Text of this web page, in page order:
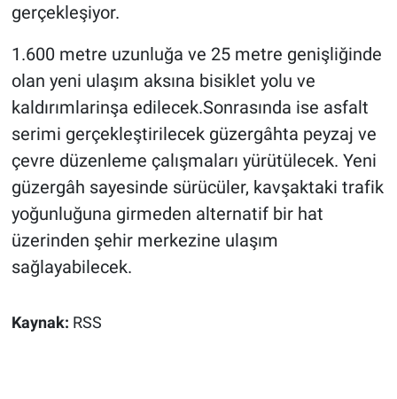
gerçekleşiyor.
1.600 metre uzunluğa ve 25 metre genişliğinde
olan yeni ulaşım aksına bisiklet yolu ve
kaldırımlarinşa edilecek.Sonrasında ise asfalt
serimi gerçekleştirilecek güzergâhta peyzaj ve
çevre düzenleme çalışmaları yürütülecek. Yeni
güzergâh sayesinde sürücüler, kavşaktaki trafik
yoğunluğuna girmeden alternatif bir hat
üzerinden şehir merkezine ulaşım
sağlayabilecek.
Kaynak: RSS